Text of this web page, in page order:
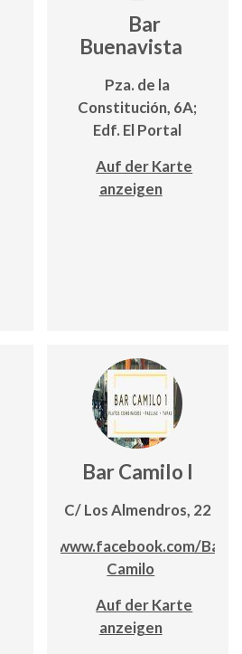
Bar
Buenavista
Pza. de la
Constitución, 6A;
Edf. El Portal
Auf der Karte
anzeigen
Bar Camilo I
C/ Los Almendros, 22
www.facebook.com/Bar-
Camilo
Auf der Karte
anzeigen